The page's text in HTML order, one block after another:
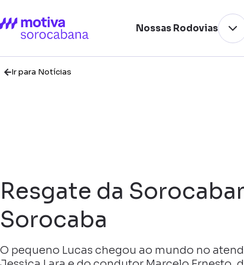
Nossas Rodovias
Ir para Notícias
Resgate da
Sorocaba
O pequeno Lucas chegou ao mundo no